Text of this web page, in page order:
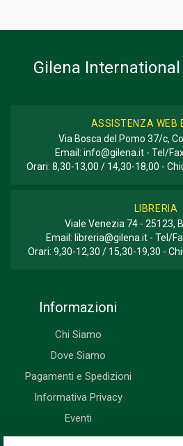
Gilena
ASSISTENZA WEB
Via Bosca del Pomo 37/c,
Email: info@gilena.it- Tel/
Orari: 8,30-13,00 / 14,30-18,00 -
LIBRERIA
Viale Venezia 74 - 25123,
Email: libreria@gilena.it- Tel/
Orari: 9,30-12,30 / 15,30-19,30 -
Informazioni
Chi Siamo
Dove Siamo
Pagamenti e Spedizioni
Informativa Privacy
Eventi